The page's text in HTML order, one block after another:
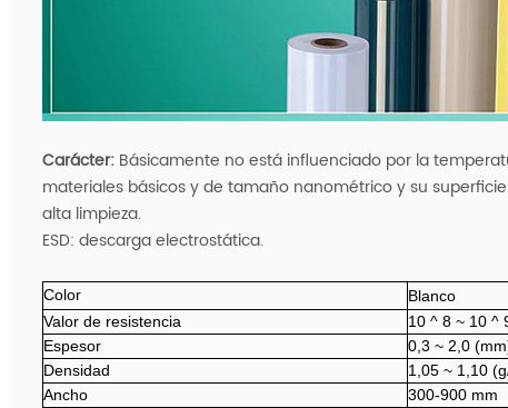
Carácter: Básicamente no está influenciado por la
materiales básicos y de tamaño nanométrico y su
alta limpieza.
ESD: descarga electrostática.
Color
Blanco
Valor de resistencia
10 ^ 8 ~ 10 ^
Espesor
0,3 ~ 2,0
Densidad
1,05 ~ 1,10
Ancho
300-900 mm